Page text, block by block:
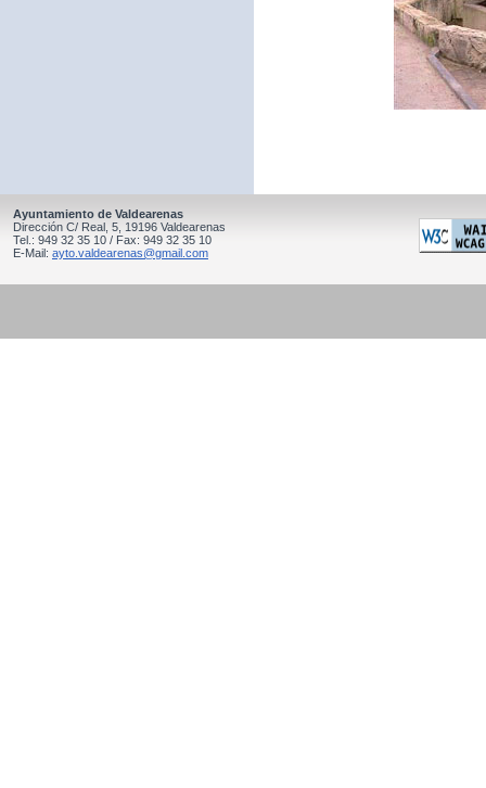
Ayuntamiento de Valdearenas
Dirección C/ Real, 5, 19196 Valdearenas
Tel.: 949 32 35 10 / Fax: 949 32 35 10
E-Mail: ayto.valdearenas@gmail.com